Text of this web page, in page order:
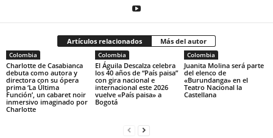
Artículos relacionados Más del autor
Colombia
Charlotte de Casabianca
debuta como autora y
directora con su ópera
prima ‘La Última
Función’, un cabaret noir
inmersivo imaginado por
Charlotte
Colombia
El Águila Descalza celebra
los 40 años de “País paisa”
con gira nacional e
internacional este 2026
vuelve «País paisa» a
Bogotá
Colombia
Juanita Molina será parte
del elenco de
«Burundanga» en el
Teatro Nacional la
Castellana